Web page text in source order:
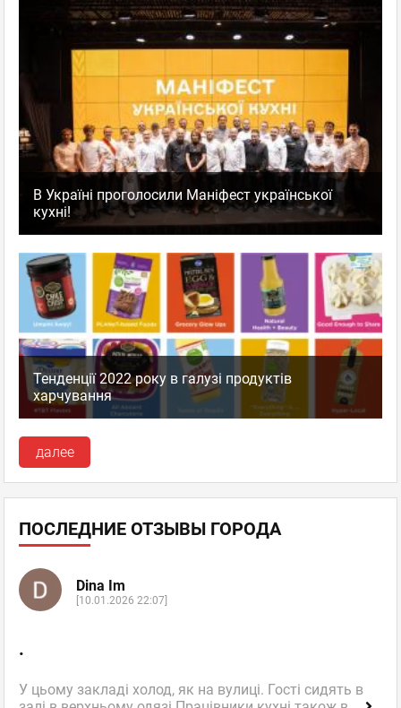
В Україні проголосили Маніфест української
кухні!
Тенденції 2022 року в галузі продуктів
харчування
далее
ПОСЛЕДНИЕ ОТЗЫВЫ ГОРОДА
Dina Im
[10.01.2026 22:07]
.
У цьому закладі холод, як на вулиці. Гості сидять в